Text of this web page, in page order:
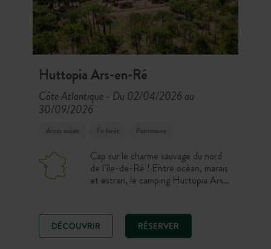
Huttopia Ars-en-Ré
Côte Atlantique - Du 02/04/2026 au
30/09/2026
Accès océan En forêt Patrimoine
Cap sur le charme sauvage du nord
de l’île-de-Ré ! Entre océan, marais
et estran, le camping Huttopia Ars-
Amateurs de slow life, nos
hébergements toilés et nos
emplacements vous attendent pour
DÉCOUVRIR RÉSERVER